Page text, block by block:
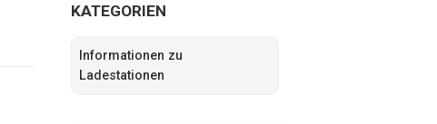
KATEGORIEN
Informationen zu
Ladestationen